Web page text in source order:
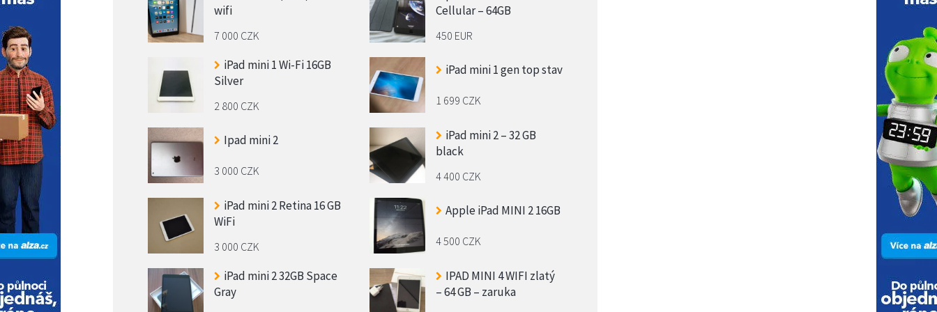
wifi
7 000 CZK
Cellular – 64GB
450 EUR
iPad mini 1 Wi-Fi 16GB
Silver
2 800 CZK
iPad mini 1 gen top stav
1 699 CZK
Ipad mini 2
3 000 CZK
iPad mini 2 – 32 GB
black
4 400 CZK
iPad mini 2 Retina 16 GB
WiFi
3 000 CZK
Apple iPad MINI 2 16GB
4 500 CZK
iPad mini 2 32GB Space
Gray
IPAD MINI 4 WIFI zlatý
– 64 GB – zaruka